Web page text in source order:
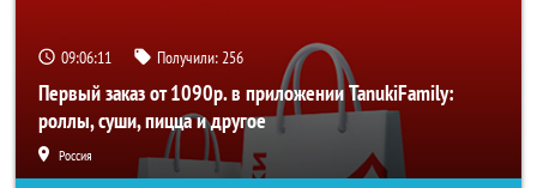
09:06:10 Получили:256
Первый заказ от 1090р. в приложении TanukiFamily:
роллы, суши, пицца и другое
Россия